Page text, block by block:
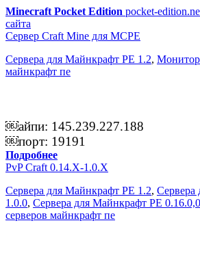
Minecraft Pocket Edition pocket-
сайта
Сервер Craft Mine для MCPE
Сервера для Майнкрафт PE 1.2,
майнкрафт пе
￼айпи: 145.239.227.188
￼порт: 19191
Подробнее
PvP Сraft 0.14.X-1.0.Х
Сервера для Майнкрафт PE 1.2, Сервера
1.0.0, Сервера для Майнкрафт PE
серверов майнкрафт пе